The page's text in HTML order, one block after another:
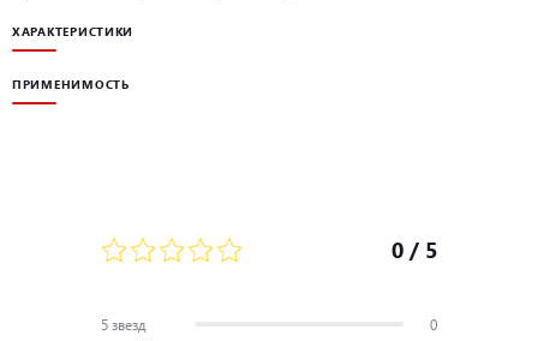
ХАРАКТЕРИСТИКИ
ПРИМЕНИМОСТЬ
0 / 5
5 звезд
0